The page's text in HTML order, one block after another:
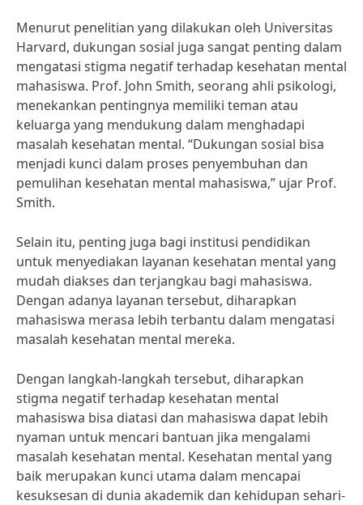
Menurut penelitian yang dilakukan oleh Universitas
Harvard, dukungan sosial juga sangat penting dalam
mengatasi stigma negatif terhadap kesehatan mental
mahasiswa. Prof. John Smith, seorang ahli psikologi,
menekankan pentingnya memiliki teman atau
keluarga yang mendukung dalam menghadapi
masalah kesehatan mental. “Dukungan sosial bisa
menjadi kunci dalam proses penyembuhan dan
pemulihan kesehatan mental mahasiswa,” ujar Prof.
Smith.
Selain itu, penting juga bagi institusi pendidikan
untuk menyediakan layanan kesehatan mental yang
mudah diakses dan terjangkau bagi mahasiswa.
Dengan adanya layanan tersebut, diharapkan
mahasiswa merasa lebih terbantu dalam mengatasi
masalah kesehatan mental mereka.
Dengan langkah-langkah tersebut, diharapkan
stigma negatif terhadap kesehatan mental
mahasiswa bisa diatasi dan mahasiswa dapat lebih
nyaman untuk mencari bantuan jika mengalami
masalah kesehatan mental. Kesehatan mental yang
baik merupakan kunci utama dalam mencapai
kesuksesan di dunia akademik dan kehidupan sehari-